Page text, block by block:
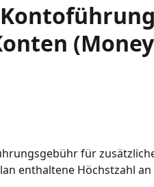
(Money
für
enthaltene Höchstzahl